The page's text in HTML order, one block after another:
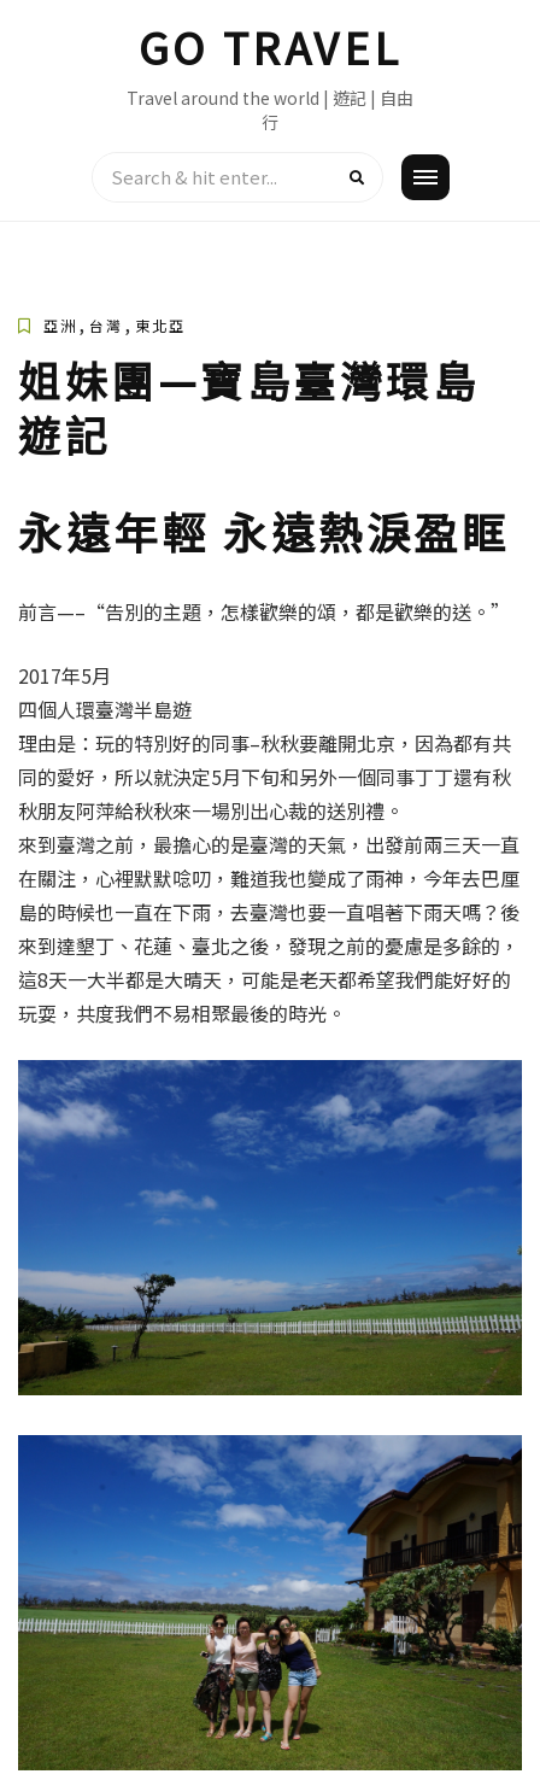
GO TRAVEL
Travel around the world | 遊記 | 自由
行
亞洲 , 台灣 , 東北亞
姐妹團—寶島臺灣環島
遊記
永遠年輕 永遠熱淚盈眶
前言—–“告別的主題，怎樣歡樂的頌，都是歡樂的送。”
2017年5月
四個人環臺灣半島遊
理由是：玩的特別好的同事–秋秋要離開北京，因為都有共
同的愛好，所以就決定5月下旬和另外一個同事丁丁還有秋
秋朋友阿萍給秋秋來一場別出心裁的送別禮。
來到臺灣之前，最擔心的是臺灣的天氣，出發前兩三天一直
在關注，心裡默默唸叨，難道我也變成了雨神，今年去巴厘
島的時候也一直在下雨，去臺灣也要一直唱著下雨天嗎？後
來到達墾丁、花蓮、臺北之後，發現之前的憂慮是多餘的，
這8天一大半都是大晴天，可能是老天都希望我們能好好的
玩耍，共度我們不易相聚最後的時光。